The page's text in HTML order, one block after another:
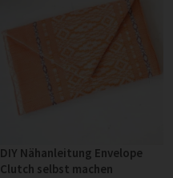
DIY Nähanleitung Envelope
Clutch selbst machen